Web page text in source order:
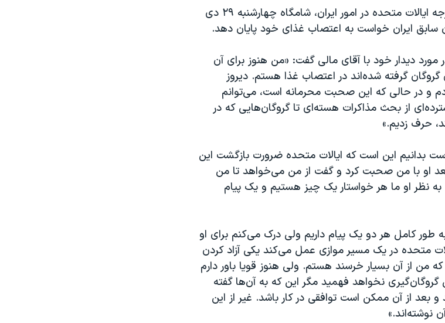
رابرت مالی، نماینده ویژه وزارت خارجه ایالات متحده در امور ایران، شامگاه چهارشنبه ٢٩ دی
سابق ایران خواست به اعتصاب غذای خود پایان دهد.
پنجشنبه ۳۰ دی و در مورد دیدار خود با آقای مالی گفت: «من هنوز برای آن
گروگان گرفته شده‌اند در اعتصاب غذا هستم. دیروز
و در حالی که این صحبت محرمانه است، می‌توانم
از بحث مذاکرات هسته‌ای تا گروگان‌هایی که در
حرف زدیم.»
بدانیم این است که ایالات متحده ضرورت بازگشت این
او با من صحبت کرد و گفت از من می‌خواهد تا من
به نظر او ما هر خواستار یک چیز هستیم و یک پیام
طور کامل هر دو یک پیام داریم ولی درک می‌کنم برای او
متحده در یک مسیر موازی عمل می‌کند یکی آزاد کردن
من از آن بسیار خرسند هستم. ولی هنوز قویا باور دارم
نخواهد فهمید مگر این که به آن‌ها گفته
و بعد از آن ممکن است توافقی در کار باشد. غیر از این
نوشته‌اند.»